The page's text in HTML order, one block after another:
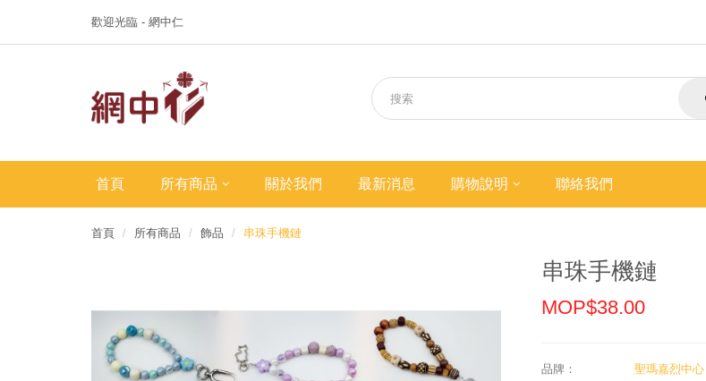
歡迎光臨 - 網中仁
首頁 所有商品 關於我們 最新消息 購物說明 聯絡我們
首頁 所有商品 飾品 串珠手機鏈
串珠手機鏈
MOP$38.00
品牌：
聖瑪嘉烈中心